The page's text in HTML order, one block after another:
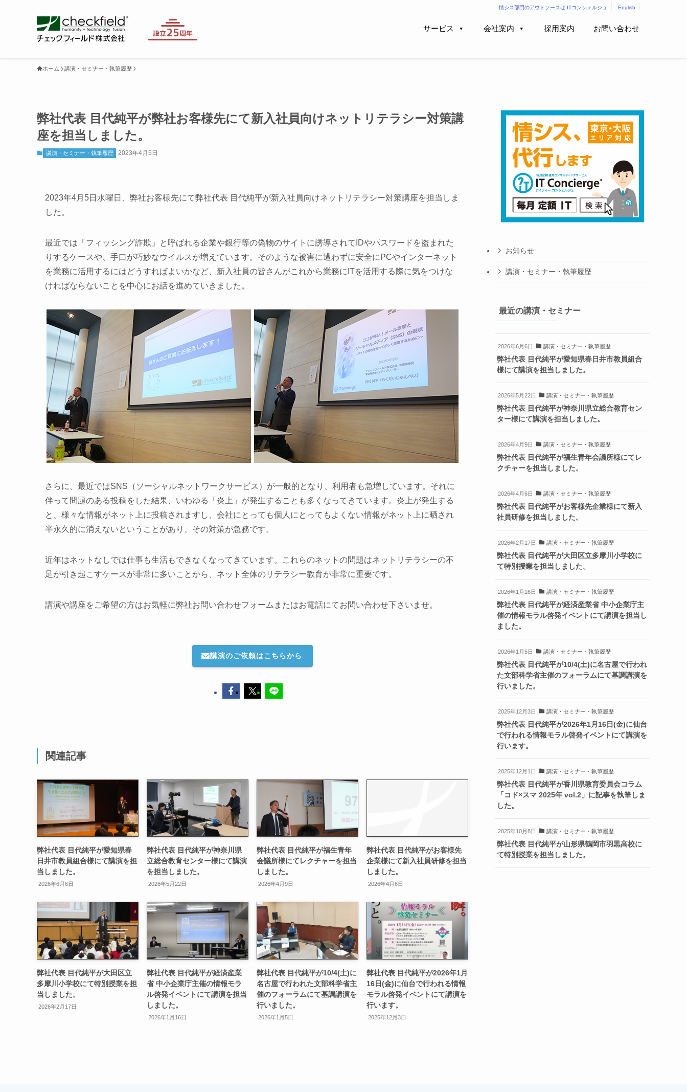
サービス 会社案内 採用案内 お問い合わせ
情シス部門のアウトソースは ITコンシェルジュ English
ホーム 講演・セミナー・執筆履歴
弊社代表 目代純平が弊社お客様先にて新入社員向けネットリテラシー対策講
座を担当しました。
講演・セミナー・執筆履歴 2023年4月5日
2023年4月5日水曜日、弊社お客様先にて弊社代表 目代純平が新入社員向けネットリテラシー対策講座を担当しま
した。
最近では「フィッシング詐欺」と呼ばれる企業や銀行等の偽物のサイトに誘導されてIDやパスワードを盗まれた
りするケースや、手口が巧妙なウイルスが増えています。そのような被害に遭わずに安全にPCやインターネット
を業務に活用するにはどうすればよいかなど、新入社員の皆さんがこれから業務にITを活用する際に気をつけな
ければならないことを中心にお話を進めていきました。
さらに、最近ではSNS（ソーシャルネットワークサービス）が一般的となり、利用者も急増しています。それに
伴って問題のある投稿をした結果、いわゆる「炎上」が発生することも多くなってきています。炎上が発生する
と、様々な情報がネット上に投稿されますし、会社にとっても個人にとってもよくない情報がネット上に晒され
半永久的に消えないということがあり、その対策が急務です。
近年はネットなしでは仕事も生活もできなくなってきています。これらのネットの問題はネットリテラシーの不
足が引き起こすケースが非常に多いことから、ネット全体のリテラシー教育が非常に重要です。
講演や講座をご希望の方はお気軽に弊社お問い合わせフォームまたはお電話にてお問い合わせ下さいませ。
講演のご依頼はこちらから
関連記事
弊社代表 目代純平が愛知県春
日井市教員組合様にて講演を担
当しました。
2026年6月6日
弊社代表 目代純平が神奈川県
立総合教育センター様にて講演
を担当しました。
2026年5月22日
弊社代表 目代純平が福生青年
会議所様にてレクチャーを担当
しました。
2026年4月9日
弊社代表 目代純平がお客様先
企業様にて新入社員研修を担当
しました。
2026年4月6日
弊社代表 目代純平が大田区立
多摩川小学校にて特別授業を担
当しました。
2026年2月17日
弊社代表 目代純平が経済産業
省 中小企業庁主催の情報モラ
ル啓発イベントにて講演を担当
しました。
2026年1月16日
弊社代表 目代純平が10/4(土)に
名古屋で行われた文部科学省主
催のフォーラムにて基調講演を
行いました。
2026年1月5日
弊社代表 目代純平が2026年1月
16日(金)に仙台で行われる情報
モラル啓発イベントにて講演を
行います。
2025年12月3日
お知らせ
講演・セミナー・執筆履歴
最近の講演・セミナー
2026年6月6日 講演・セミナー・執筆履歴
弊社代表 目代純平が愛知県春日井市教員組合
様にて講演を担当しました。
2026年5月22日 講演・セミナー・執筆履歴
弊社代表 目代純平が神奈川県立総合教育セン
ター様にて講演を担当しました。
2026年4月9日 講演・セミナー・執筆履歴
弊社代表 目代純平が福生青年会議所様にてレ
クチャーを担当しました。
2026年4月6日 講演・セミナー・執筆履歴
弊社代表 目代純平がお客様先企業様にて新入
社員研修を担当しました。
2026年2月17日 講演・セミナー・執筆履歴
弊社代表 目代純平が大田区立多摩川小学校に
て特別授業を担当しました。
2026年1月16日 講演・セミナー・執筆履歴
弊社代表 目代純平が経済産業省 中小企業庁主
催の情報モラル啓発イベントにて講演を担当し
ました。
2026年1月5日 講演・セミナー・執筆履歴
弊社代表 目代純平が10/4(土)に名古屋で行われ
た文部科学省主催のフォーラムにて基調講演を
行いました。
2025年12月3日 講演・セミナー・執筆履歴
弊社代表 目代純平が2026年1月16日(金)に仙台
で行われる情報モラル啓発イベントにて講演を
行います。
2025年12月1日 講演・セミナー・執筆履歴
弊社代表 目代純平が香川県教育委員会コラム
「コド×スマ 2025年 vol.2」に記事を執筆しま
した。
2025年10月8日 講演・セミナー・執筆履歴
弊社代表 目代純平が山形県鶴岡市羽黒高校に
て特別授業を担当しました。